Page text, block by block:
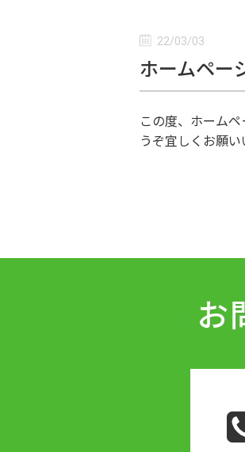
22/03/03
ホームペー
この度、ホーム
うぞ宜しくお願い
お